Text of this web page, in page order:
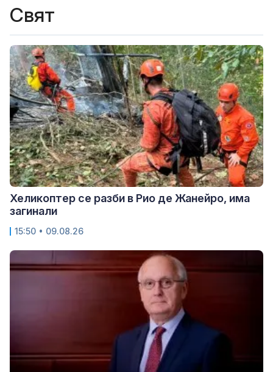
Свят
Хеликоптер се разби в Рио де Жанейро, има
загинали
15:50 • 09.08.26